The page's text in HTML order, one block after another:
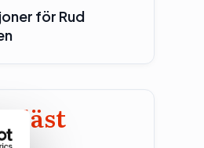
för Rud
läst